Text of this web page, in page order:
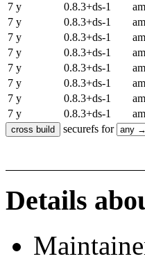
7 y
0.8.3+ds-1
7 y
0.8.3+ds-1
7 y
0.8.3+ds-1
7 y
0.8.3+ds-1
7 y
0.8.3+ds-1
7 y
0.8.3+ds-1
7 y
0.8.3+ds-1
7 y
0.8.3+ds-1
securefs for
Details